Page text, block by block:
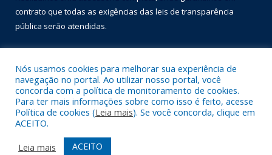
contrato que todas as exigências das leis de transparência
pública serão atendidas.
Todos os direitos reservados a Prefeitura Municipal de Óbidos.
Mapa do Site
Acessar Área Administrativa
Nós usamos cookies para melhorar sua experiência de
navegação no portal. Ao utilizar nosso portal, você
concorda com a política de monitoramento de cookies.
Para ter mais informações sobre como isso é feito, acesse
Política de cookies (Leia mais). Se você concorda, clique em
ACEITO.
Leia mais
ACEITO